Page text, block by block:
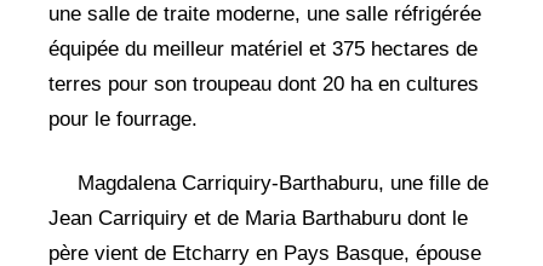
une salle de traite moderne, une salle réfrigérée
équipée du meilleur matériel et 375 hectares de
terres pour son troupeau dont 20 ha en cultures
pour le fourrage.
Magdalena Carriquiry-Barthaburu, une fille de
Jean Carriquiry et de Maria Barthaburu dont le
père vient de Etcharry en Pays Basque, épouse